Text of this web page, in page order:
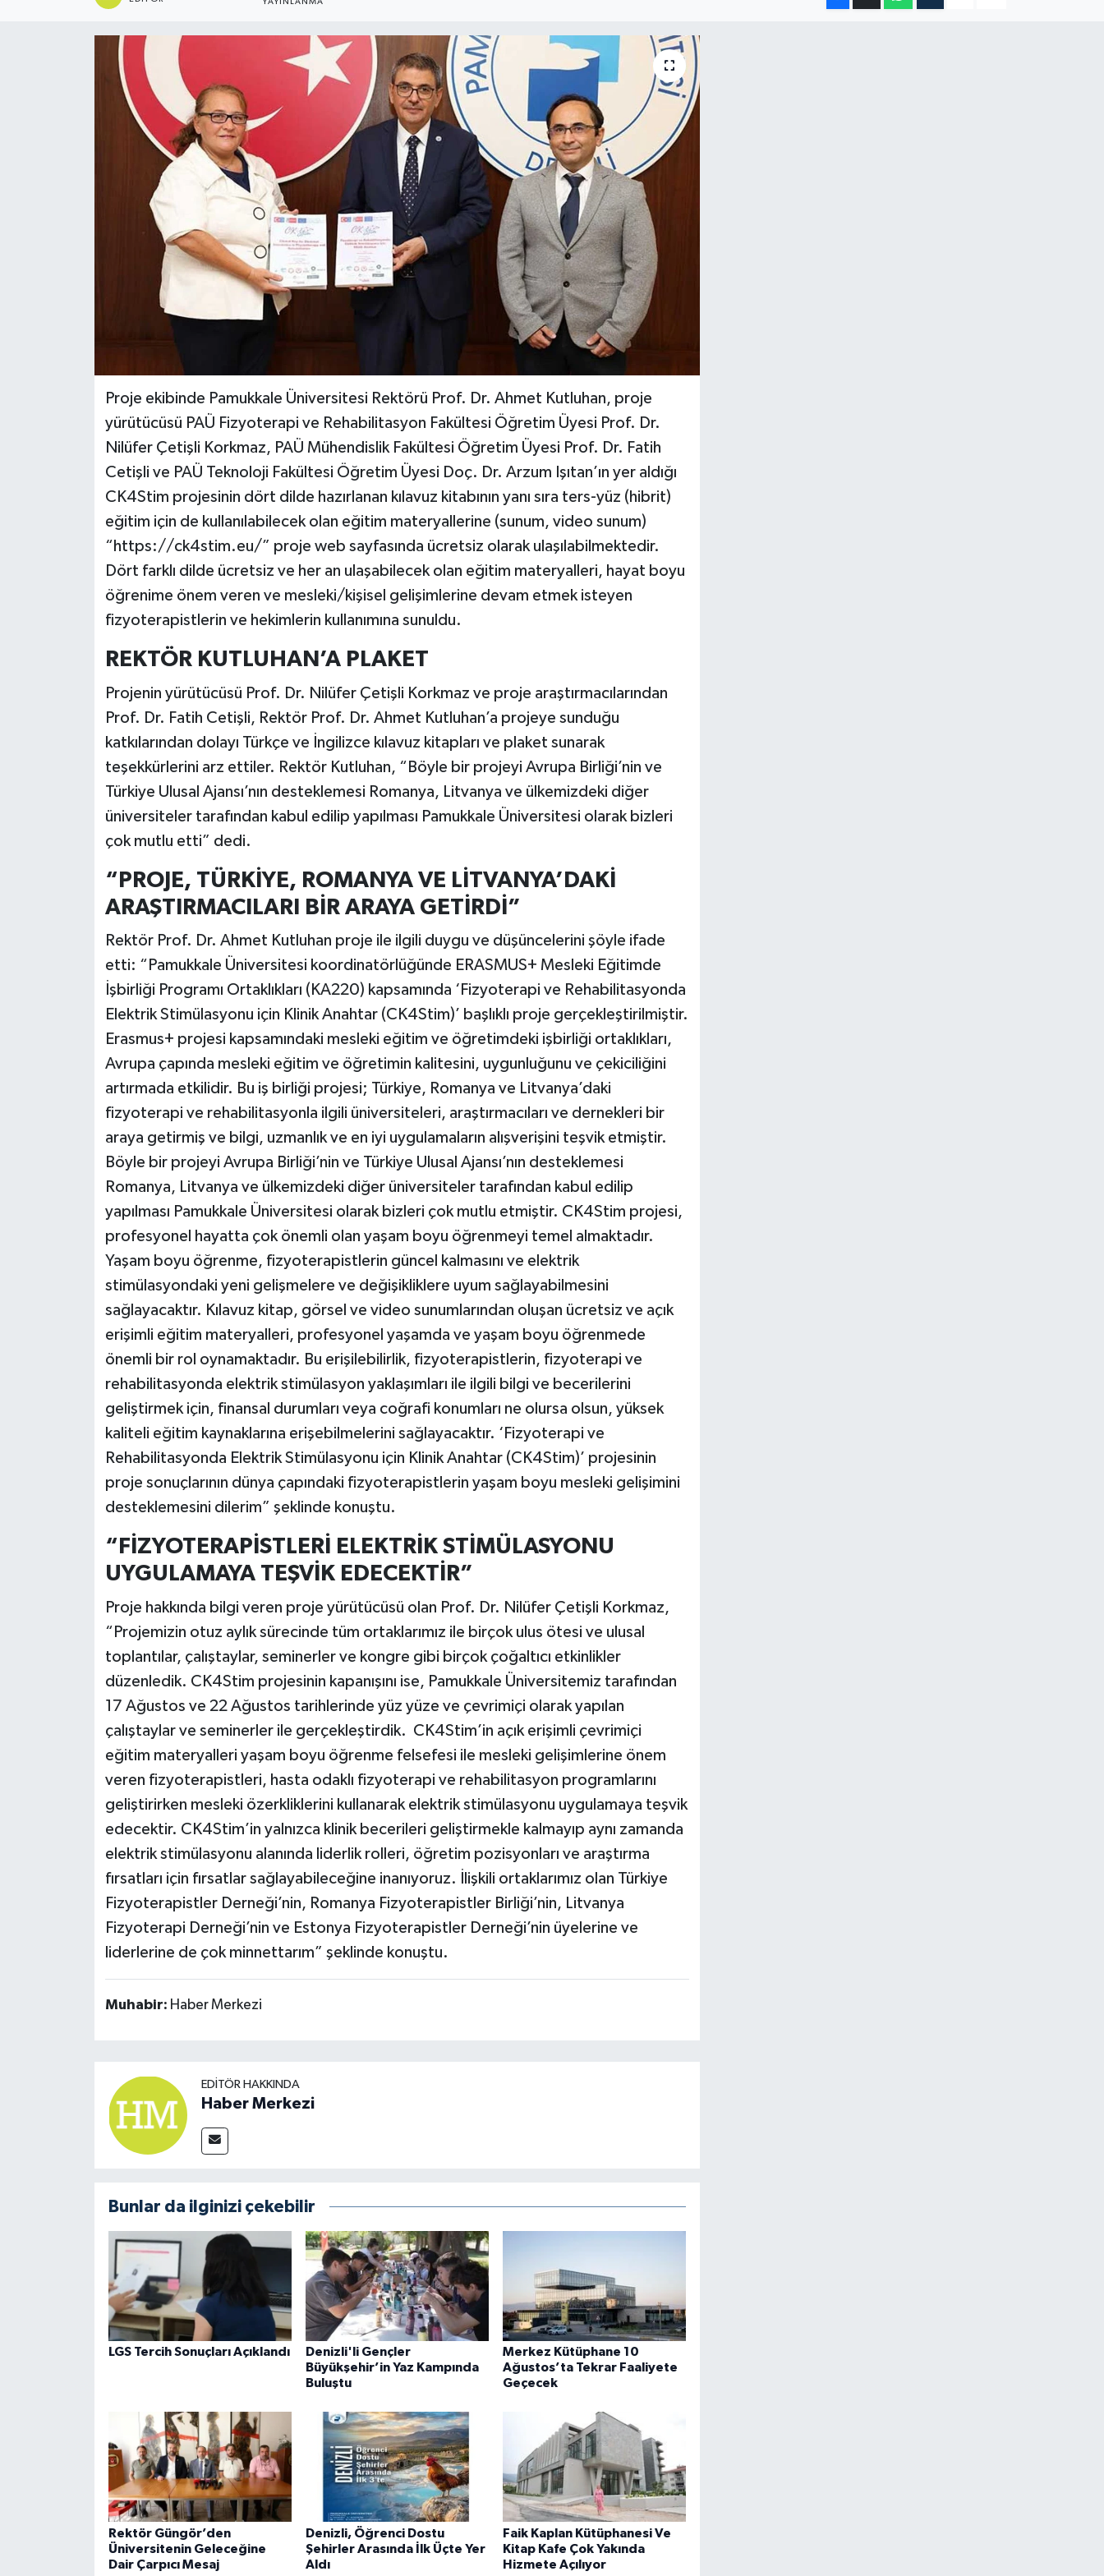
Proje ekibinde Pamukkale Üniversitesi Rektörü Prof. Dr. Ahmet Kutluhan, proje
yürütücüsü PAÜ Fizyoterapi ve Rehabilitasyon Fakültesi Öğretim Üyesi Prof. Dr.
Nilüfer Çetişli Korkmaz, PAÜ Mühendislik Fakültesi Öğretim Üyesi Prof. Dr. Fatih
Cetişli ve PAÜ Teknoloji Fakültesi Öğretim Üyesi Doç. Dr. Arzum Işıtan’ın yer aldığı
CK4Stim projesinin dört dilde hazırlanan kılavuz kitabının yanı sıra ters-yüz (hibrit)
eğitim için de kullanılabilecek olan eğitim materyallerine (sunum, video sunum)
“https://ck4stim.eu/” proje web sayfasında ücretsiz olarak ulaşılabilmektedir.
Dört farklı dilde ücretsiz ve her an ulaşabilecek olan eğitim materyalleri, hayat boyu
öğrenime önem veren ve mesleki/kişisel gelişimlerine devam etmek isteyen
fizyoterapistlerin ve hekimlerin kullanımına sunuldu.
REKTÖR KUTLUHAN’A PLAKET
Projenin yürütücüsü Prof. Dr. Nilüfer Çetişli Korkmaz ve proje araştırmacılarından
Prof. Dr. Fatih Cetişli, Rektör Prof. Dr. Ahmet Kutluhan’a projeye sunduğu
katkılarından dolayı Türkçe ve İngilizce kılavuz kitapları ve plaket sunarak
teşekkürlerini arz ettiler. Rektör Kutluhan, “Böyle bir projeyi Avrupa Birliği’nin ve
Türkiye Ulusal Ajansı’nın desteklemesi Romanya, Litvanya ve ülkemizdeki diğer
üniversiteler tarafından kabul edilip yapılması Pamukkale Üniversitesi olarak bizleri
çok mutlu etti” dedi.
“PROJE, TÜRKİYE, ROMANYA VE LİTVANYA’DAKİ
ARAŞTIRMACILARI BİR ARAYA GETİRDİ”
Rektör Prof. Dr. Ahmet Kutluhan proje ile ilgili duygu ve düşüncelerini şöyle ifade
etti: “Pamukkale Üniversitesi koordinatörlüğünde ERASMUS+ Mesleki Eğitimde
İşbirliği Programı Ortaklıkları (KA220) kapsamında ‘Fizyoterapi ve Rehabilitasyonda
Elektrik Stimülasyonu için Klinik Anahtar (CK4Stim)’ başlıklı proje gerçekleştirilmiştir.
Erasmus+ projesi kapsamındaki mesleki eğitim ve öğretimdeki işbirliği ortaklıkları,
Avrupa çapında mesleki eğitim ve öğretimin kalitesini, uygunluğunu ve çekiciliğini
artırmada etkilidir. Bu iş birliği projesi; Türkiye, Romanya ve Litvanya’daki
fizyoterapi ve rehabilitasyonla ilgili üniversiteleri, araştırmacıları ve dernekleri bir
araya getirmiş ve bilgi, uzmanlık ve en iyi uygulamaların alışverişini teşvik etmiştir.
Böyle bir projeyi Avrupa Birliği’nin ve Türkiye Ulusal Ajansı’nın desteklemesi
Romanya, Litvanya ve ülkemizdeki diğer üniversiteler tarafından kabul edilip
yapılması Pamukkale Üniversitesi olarak bizleri çok mutlu etmiştir. CK4Stim projesi,
profesyonel hayatta çok önemli olan yaşam boyu öğrenmeyi temel almaktadır.
Yaşam boyu öğrenme, fizyoterapistlerin güncel kalmasını ve elektrik
stimülasyondaki yeni gelişmelere ve değişikliklere uyum sağlayabilmesini
sağlayacaktır. Kılavuz kitap, görsel ve video sunumlarından oluşan ücretsiz ve açık
erişimli eğitim materyalleri, profesyonel yaşamda ve yaşam boyu öğrenmede
önemli bir rol oynamaktadır. Bu erişilebilirlik, fizyoterapistlerin, fizyoterapi ve
rehabilitasyonda elektrik stimülasyon yaklaşımları ile ilgili bilgi ve becerilerini
geliştirmek için, finansal durumları veya coğrafi konumları ne olursa olsun, yüksek
kaliteli eğitim kaynaklarına erişebilmelerini sağlayacaktır. ‘Fizyoterapi ve
Rehabilitasyonda Elektrik Stimülasyonu için Klinik Anahtar (CK4Stim)’ projesinin
proje sonuçlarının dünya çapındaki fizyoterapistlerin yaşam boyu mesleki gelişimini
desteklemesini dilerim” şeklinde konuştu.
“FİZYOTERAPİSTLERİ ELEKTRİK STİMÜLASYONU
UYGULAMAYA TEŞVİK EDECEKTİR”
Proje hakkında bilgi veren proje yürütücüsü olan Prof. Dr. Nilüfer Çetişli Korkmaz,
“Projemizin otuz aylık sürecinde tüm ortaklarımız ile birçok ulus ötesi ve ulusal
toplantılar, çalıştaylar, seminerler ve kongre gibi birçok çoğaltıcı etkinlikler
düzenledik. CK4Stim projesinin kapanışını ise, Pamukkale Üniversitemiz tarafından
17 Ağustos ve 22 Ağustos tarihlerinde yüz yüze ve çevrimiçi olarak yapılan
çalıştaylar ve seminerler ile gerçekleştirdik. CK4Stim’in açık erişimli çevrimiçi
eğitim materyalleri yaşam boyu öğrenme felsefesi ile mesleki gelişimlerine önem
veren fizyoterapistleri, hasta odaklı fizyoterapi ve rehabilitasyon programlarını
geliştirirken mesleki özerkliklerini kullanarak elektrik stimülasyonu uygulamaya teşvik
edecektir. CK4Stim’in yalnızca klinik becerileri geliştirmekle kalmayıp aynı zamanda
elektrik stimülasyonu alanında liderlik rolleri, öğretim pozisyonları ve araştırma
fırsatları için fırsatlar sağlayabileceğine inanıyoruz. İlişkili ortaklarımız olan Türkiye
Fizyoterapistler Derneği’nin, Romanya Fizyoterapistler Birliği’nin, Litvanya
Fizyoterapi Derneği’nin ve Estonya Fizyoterapistler Derneği’nin üyelerine ve
liderlerine de çok minnettarım” şeklinde konuştu.
Muhabir: Haber Merkezi
EDITÖR HAKKINDA
Haber Merkezi
Bunlar da ilginizi çekebilir
LGS Tercih Sonuçları Açıklandı
Denizli'li Gençler
Büyükşehir’in Yaz Kampında
Buluştu
Merkez Kütüphane 10
Ağustos’ta Tekrar Faaliyete
Geçecek
Rektör Güngör’den
Üniversitenin Geleceğine
Dair Çarpıcı Mesaj
Denizli, Öğrenci Dostu
Şehirler Arasında İlk Üçte Yer
Aldı
Faik Kaplan Kütüphanesi Ve
Kitap Kafe Çok Yakında
Hizmete Açılıyor
RESMİ REKLAM